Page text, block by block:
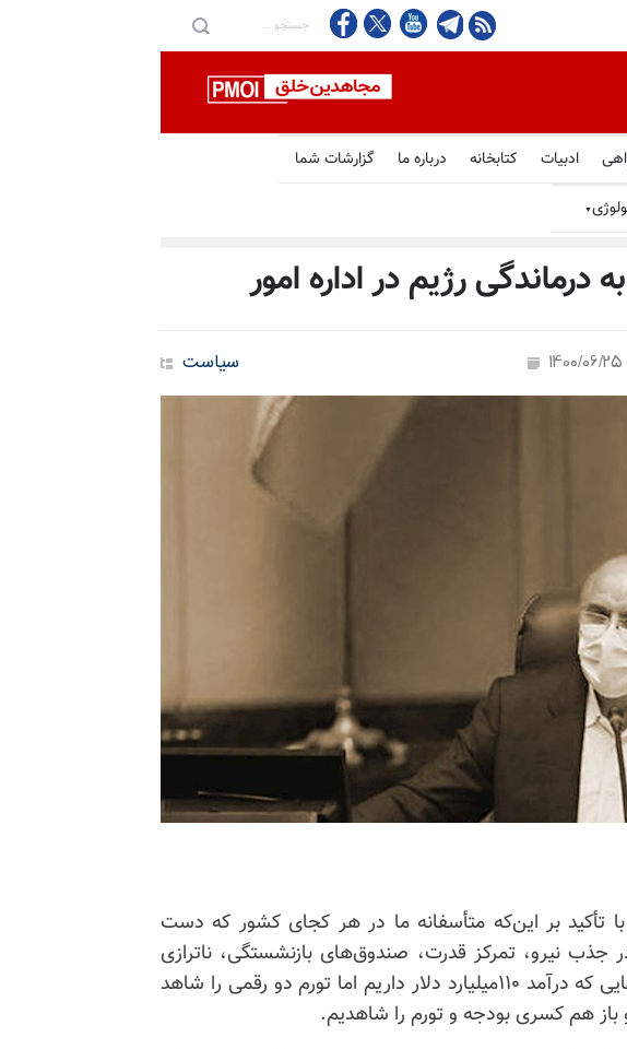
ادبیات کتابخانه درباره ما گزارشات شما
▼
درماندگی رژیم در اداره امور
سیاست 1400/06/25
با تأکید بر این‌که متأسفانه ما در هر کجای کشور که دست
جذب نیرو، تمرکز قدرت، صندوق‌های بازنشستگی، ناترازی
در جایی که درآمد ۱۱۰میلیارد دلار داریم اما تورم دو رقمی را شاهد